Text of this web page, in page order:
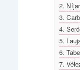
2. Níjar
3.
4.
5.
6.
7.